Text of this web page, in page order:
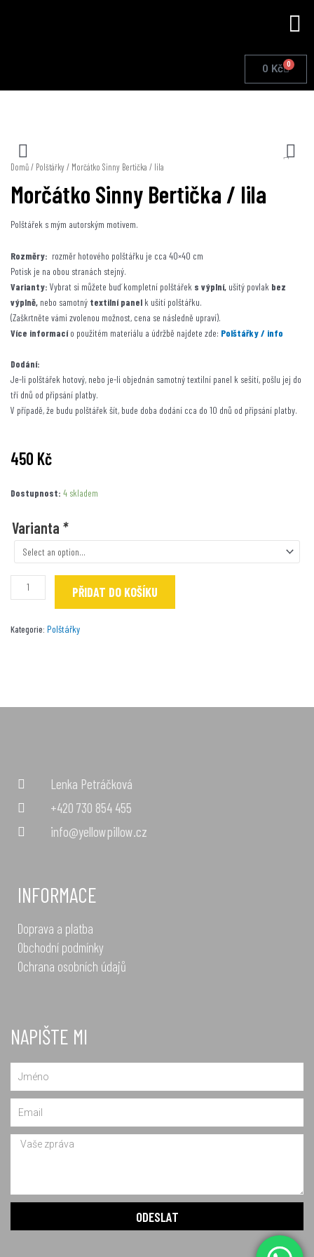
0 Kč 0Cart
Domů/ Polštářky/ Morčátko Sinny Bertička / lila
Morčátko Sinny Bertička / lila
Polštářek s mým autorským motivem.
Rozměry: rozměr hotového polštářku je cca 40×40 cm
Potisk je na obou stranách stejný.
Varianty: Vybrat si můžete buď kompletní polštářek s výplní, ušitý povlak bez
výplně, nebo samotný textilní panel k ušití polštářku.
(Zaškrtněte vámi zvolenou možnost, cena se následně upraví).
Více informacío použitém materiálu a údržbě najdete zde: Polštářky / info
Dodání:
Je-li polštářek hotový, nebo je-li objednán samotný textilní panel k sešití, pošlu jej do
tří dnů od připsání platby.
V případě, že budu polštářek šít, bude doba dodání cca do 10 dnů od připsání platby.
450 Kč
Dostupnost: 4 skladem
Varianta *
Morčátko
Bertička
PŘIDAT DO KOŠÍKU
Kategorie: Polštářky
Lenka Petráčková
+420 730 854 455
info@yellowpillow.cz
INFORMACE
Doprava a platba
Obchodní podmínky
Ochrana osobních údajů
NAPIŠTE MI
Message
ODESLAT